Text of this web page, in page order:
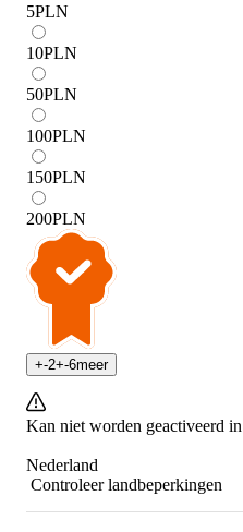
5PLN
10PLN
50PLN
100PLN
150PLN
200PLN
+-2+-6meer
Kan niet worden geactiveerd in
Nederland
Controleer landbeperkingen